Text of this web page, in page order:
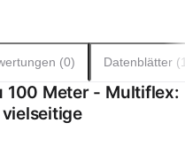
(0) Datenblätter
100 Meter - Multiflex: